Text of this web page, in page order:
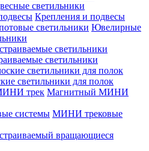
светильники
Крепления и подвесы
Ювелирные
светильники
светильники для полок
Магнитный МИНИ
МИНИ трековые